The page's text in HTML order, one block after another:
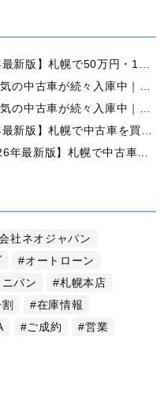
第2弾 Part6 【完全版】【2026年最新版】札幌で50万円・100万円・150万円ならどんな中古車が買える？予算別中古車選び完全ガイド
【最新在庫入荷】札幌・函館で人気の中古車が続々入庫中｜早い者勝ち！【トヨタ ヴォクシー2.0ZS煌Ⅱ 4WD】
【最新在庫入荷】札幌・函館で人気の中古車が続々入庫中｜早い者勝ち！【ダイハツ タント660カスタムX 4WD】
第2弾 Part5 【完全版】【2026年最新版】札幌で中古車を買うなら何月がおすすめ？狙い目の時期・冬前に買うメリットを徹底解説
第2弾 Part4 【完全版】 【2026年最新版】札幌で中古車を買うなら2WDと4WDどっち？北海道の雪道・燃費・価格・維持費を徹底比較
社ネオジャパン
オートローン
バン
札幌本店
在庫情報
ご成約
営業